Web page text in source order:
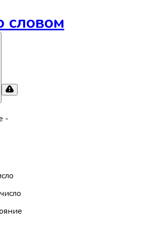
словом
-